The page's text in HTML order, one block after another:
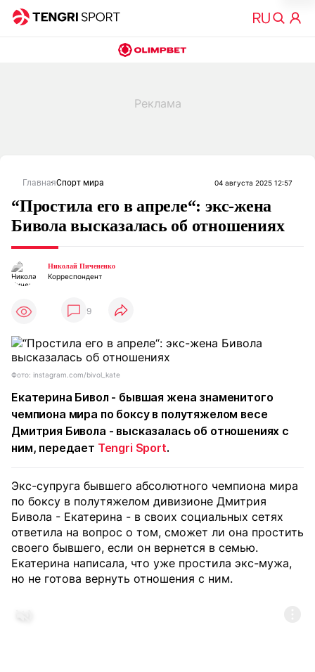
ГлавнаяСпорт мира 04 августа 2025 12:57
“Простила его в апреле“: экс-жена
Бивола высказалась об отношениях
Николай Пичененко
Корреспондент
9
Фото: instagram.com/bivol_kate
Екатерина Бивол - бывшая жена знаменитого
чемпиона мира по боксу в полутяжелом весе
Дмитрия Бивола - высказалась об отношениях с
ним, передает Tengri Sport.
Экс-супруга бывшего абсолютного чемпиона мира
по боксу в полутяжелом дивизионе Дмитрия
Бивола - Екатерина - в своих социальных сетях
ответила на вопрос о том, сможет ли она простить
своего бывшего, если он вернется в семью.
Екатерина написала, что уже простила экс-мужа,
но не готова вернуть отношения с ним.